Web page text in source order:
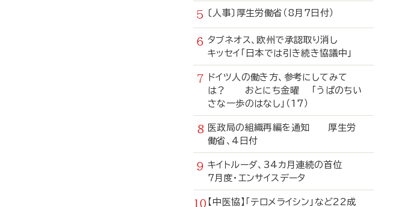
〔人事〕厚生労働省（8月7日付）
タブネオス、欧州で承認取り消し
キッセイ「日本では引き続き協議中」
ドイツ人の働き方、参考にしてみて
は？ おとにち金曜 「うぱのちい
さな一歩のはなし」（17）
医政局の組織再編を通知 厚生労
働省、4日付
キイトルーダ、34カ月連続の首位
7月度・エンサイスデータ
【中医協】「テロメライシン」など22成